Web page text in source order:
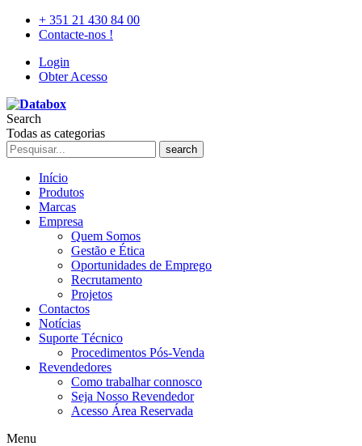
+ 351 21 430 84 00
Contacte-nos !
Login
Obter Acesso
Search
Todas as categorias
search
Início
Produtos
Marcas
Empresa
Quem Somos
Gestão e Ética
Oportunidades de Emprego
Recrutamento
Projetos
Contactos
Notícias
Suporte Técnico
Procedimentos Pós-Venda
Revendedores
Como trabalhar connosco
Seja Nosso Revendedor
Acesso Área Reservada
Menu